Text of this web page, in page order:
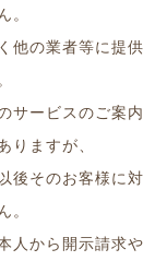
他の業者等に提供
サービスのご案内
ますが、
後そのお客様に対
人から開示請求や